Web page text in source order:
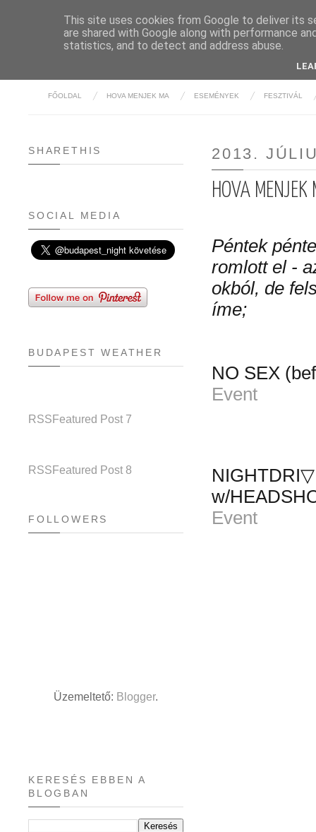
FŐOLDAL HOVA MENJEK MA ESEMÉNYEK FESZTIVÁL
2013.
HOVA
Péntek
romlott el -
okból, de
íme;
NO SEX
Event
w/
Event
SHARETHIS
SOCIAL MEDIA
BUDAPEST WEATHER
RSS Featured Post 7
RSS Featured Post 8
FOLLOWERS
Üzemeltető: Blogger.
KERESÉS EBBEN A
BLOGBAN
This site uses cookies from Google to deliver its
are shared with Google along with performance
statistics, and to detect and address abuse.